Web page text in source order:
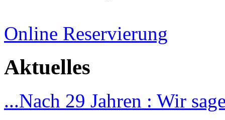
Online Reservierung
Aktuelles
...Nach 29 Jahren : Wir